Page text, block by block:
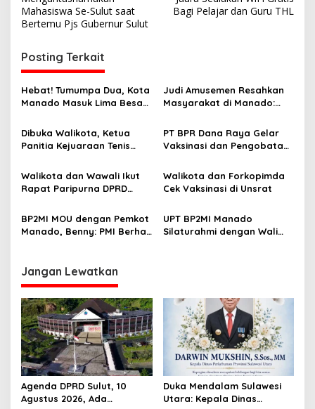
v
g
a
s
p
o
s
Mahasiswa Se-Sulut saat
Bertemu Pjs Gubernur Sulut
Bagi Pelajar dan Guru THL
Posting Terkait
Hebat! Tumumpa Dua, Kota
Manado Masuk Lima Besar
Judi Amusemen Resahkan
Masyarakat di Manado:
Diminta Berantas
Dibuka Walikota, Ketua
Panitia Kejuaraan Tenis
Selamat Bertanding
PT BPR Dana Raya Gelar
Vaksinasi dan Pengobatan
Walikota dan Wawali Ikut
Rapat Paripurna DPRD
Presiden
Walikota dan Forkopimda
Cek Vaksinasi di Unsrat
BP2MI MOU dengan Pemkot
Manado, Benny: PMI Berhak
UPT BP2MI Manado
Silaturahmi dengan Wali
Jangan Lewatkan
Agenda DPRD Sulut, 10
Agustus 2026, Ada
Duka Mendalam Sulawesi
Utara: Kepala Dinas